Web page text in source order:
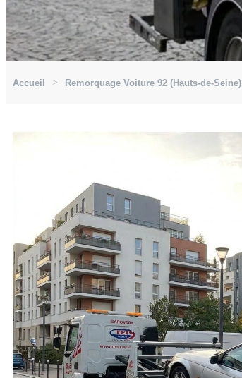
Accueil Remorquage Voiture 92 (Hauts-de-Seine)